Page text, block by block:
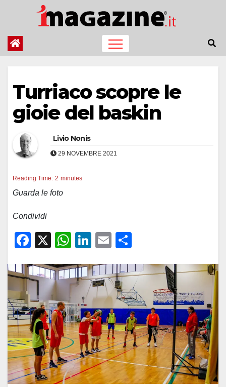
contenuto
Turriaco scopre le
gioie del baskin
Livio Nonis
29 NOVEMBRE 2021
Reading Time: 2 minutes
Guarda le foto
Condividi
F
c
e
b
o
o
k
X
W
at
s
A
p
p
Li
k
e
dI
n
E
ail n
di
vi
di